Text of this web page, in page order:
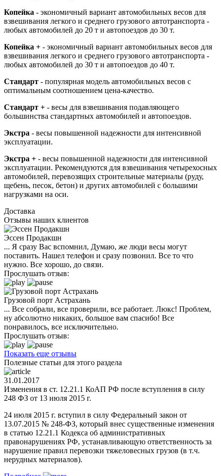
Копейка - экономичный вариант автомобильных весов для
взвешивания легкого и среднего грузового автотранспорта -
любых автомобилей до 20 т и автопоездов до 30 т.
Копейка + - экономичный вариант автомобильных весов для
взвешивания легкого и среднего грузового автотранспорта -
любых автомобилей до 30 т и автопоездов до 40 т.
Стандарт - популярная модель автомобильных весов с
оптимальным соотношением цена-качество.
Стандарт + - весы для взвешивания подавляющего
большинства стандартных автомобилей и автопоездов.
Экстра - весы повышенной надежности для интенсивной
эксплуатации.
Экстра + - весы повышенной надежности для интенсивной
эксплуатации. Рекомендуются для взвешивания четырехосных
автомобилей, перевозящих строительные материалы (руду,
щебень, песок, бетон) и других автомобилей с большими
нагрузками на оси.
Доставка
Отзывы наших клиентов
Эссен Продакшн
... Я сразу Вас вспомнил, Думаю, же люди весы могут
поставить. Нашел телефон и сразу позвонил. Все то что
нужно. Все хорошо, до связи.
Прослушать отзыв:
Грузовой порт Астрахань
... Все собрали, все проверили, все работает. Люкс! Проблем,
ну абсолютно никаких, большое вам спасибо! Все
понравилось, все исключительно.
Прослушать отзыв:
Показать еще отзывы
Полезные статьи для этого раздела
31.01.2017
Изменения в ст. 12.21.1 КоАП РФ после вступления в силу
248 ФЗ от 13 июля 2015 г.
24 июля 2015 г. вступил в силу Федеральный закон от
13.07.2015 № 248-ФЗ, который внес существенные изменения
в статью 12.21.1 Кодекса об административных
правонарушениях РФ, устанавливающую ответственность за
нарушение правил перевозки тяжеловесных грузов (в т.ч.
нерудных материалов).